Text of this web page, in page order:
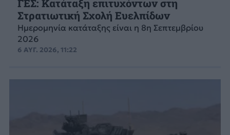
ΓΕΣ: Κατάταξη επιτυχόντων στη
Στρατιωτική Σχολή Ευελπίδων
Ημερομηνία κατάταξης είναι η 8η Σεπτεμβρίου
2026
6 ΑΥΓ. 2026, 11:22